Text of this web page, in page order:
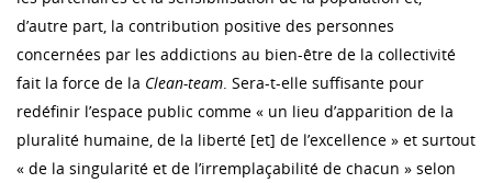
d’autre part, la contribution positive des personnes
concernées par les addictions au bien-être de la collectivité
fait la force de la Clean-team. Sera-t-elle suffisante pour
redéfinir l’espace public comme « un lieu d’apparition de la
pluralité humaine, de la liberté [et] de l’excellence » et surtout
« de la singularité et de l’irremplaçabilité de chacun » selon